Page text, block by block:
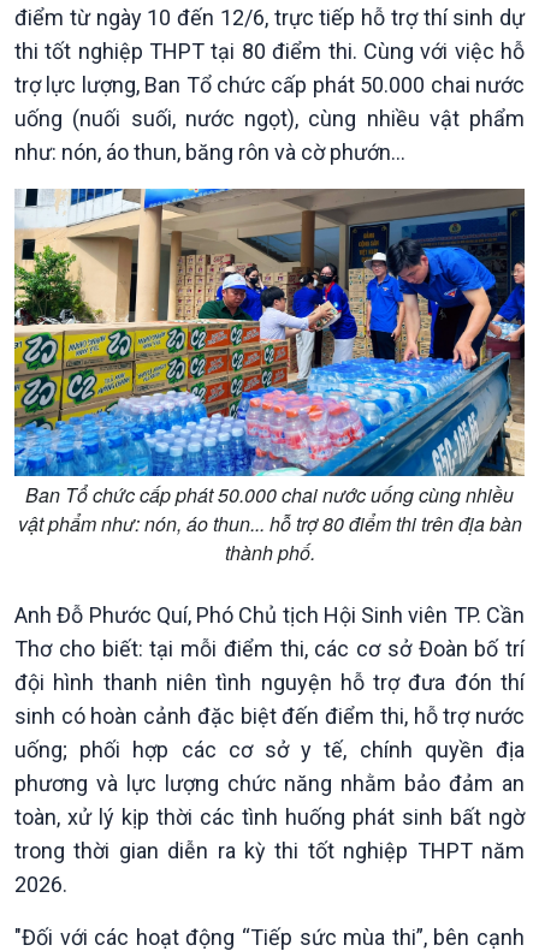
Chính trị
Tin Chính trị
Chính phủ với người dân
Quốc hội với cử tri
Xây dựng đảng
Đảng trong cuộc sống
Nhận diện sự thật
Pháp luật và đời sống
Thế giới
Tin thế giới
Vấn đề quốc tế
Hồ sơ sự kiện quốc tế
Thế giới & Việt Nam
Biên cương - Một dải vững
bền
Kinh tế
Tin Kinh tế
Trước giờ mở cửa
Dòng chảy Kinh tế
Sức sống hàng Việt
Tuyên chiến với gian lận
Nông nghiệp & Biển đảo
Tin Nông nghiệp & Biển
đảo
Mùa vàng
đảo
điểm từ ngày 10 đến 12/6, trực tiếp hỗ trợ thí sinh dự
thi tốt nghiệp THPT tại 80 điểm thi. Cùng với việc hỗ
trợ lực lượng, Ban Tổ chức cấp phát 50.000 chai nước
uống (nuối suối, nước ngọt), cùng nhiều vật phẩm
như: nón, áo thun, băng rôn và cờ phướn...
Ban Tổ chức cấp phát 50.000 chai nước uống cùng nhiều
vật phẩm như: nón, áo thun... hỗ trợ 80 điểm thi trên địa bàn
thành phố.
Anh Đỗ Phước Quí, Phó Chủ tịch Hội Sinh viên TP. Cần
Thơ cho biết: tại mỗi điểm thi, các cơ sở Đoàn bố trí
đội hình thanh niên tình nguyện hỗ trợ đưa đón thí
sinh có hoàn cảnh đặc biệt đến điểm thi, hỗ trợ nước
uống; phối hợp các cơ sở y tế, chính quyền địa
phương và lực lượng chức năng nhằm bảo đảm an
toàn, xử lý kịp thời các tình huống phát sinh bất ngờ
trong thời gian diễn ra kỳ thi tốt nghiệp THPT năm
2026.
"Đối với các hoạt động “Tiếp sức mùa thi”, bên cạnh